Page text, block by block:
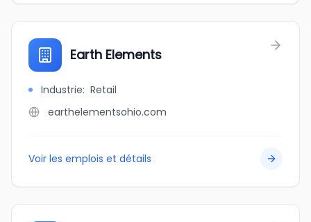
Earth Elements
Industrie: Retail
earthelementsohio.com
Voir les emplois et détails